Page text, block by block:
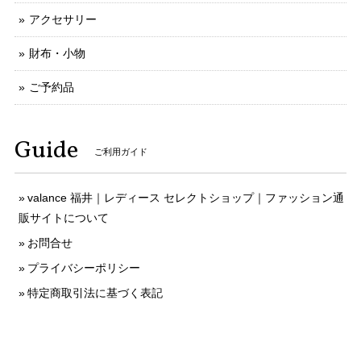
アクセサリー
財布・小物
ご予約品
Guide ご利用ガイド
valance 福井｜レディース セレクトショップ｜ファッション通
販サイトについて
お問合せ
プライバシーポリシー
特定商取引法に基づく表記